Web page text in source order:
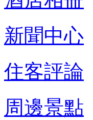
新聞中心
住客評論
周邊景點